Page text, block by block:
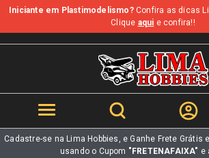
b
Iniciante em Plastimodelismo?Confira as dicas
Clique aqui e confira!!
Cadastre-se na Lima Hobbies, e Ganhe Frete Grátis
usando o Cupom "FRETENAFAIXA" e